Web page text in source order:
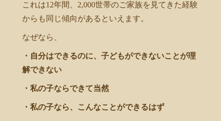
これは12年間、2,000世帯のご家族を見てきた経験
からも同じ傾向があるといえます。
なぜなら、
・自分はできるのに、子どもができないことが理
解できない
・私の子ならできて当然
・私の子なら、こんなことができるはず